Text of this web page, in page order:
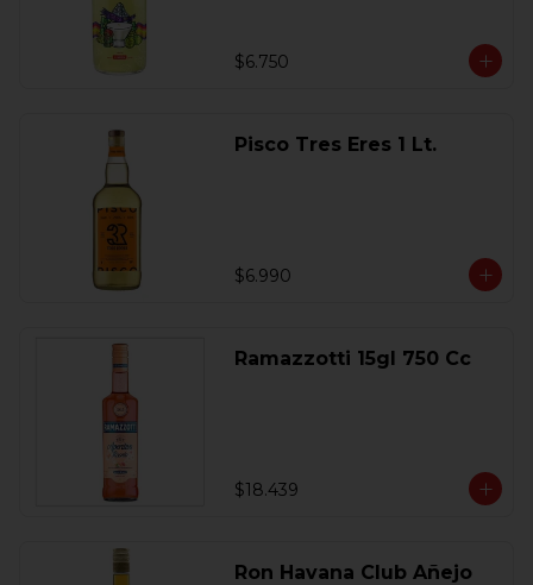
$6.750
Pisco Tres Eres 1 Lt.
$6.990
Ramazzotti 15gl 750 Cc
$18.439
Ron Havana Club Añejo